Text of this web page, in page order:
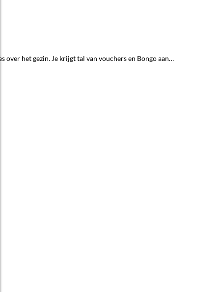
over het gezin. Je krijgt tal van vouchers en Bongo aan…